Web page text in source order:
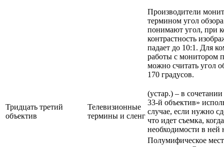
Производители
термином угол
понимают угол, при
контрастность
падает до 10:1. Для
работы с монитором
можно считать угол
170 градусов.
Тридцать третий
объектив
Телевизионные
термины и сленг
(устар.) – в
33-й объектив»
случае, если нужно
что идет съемка,
необходимости в ней
Полумифическое